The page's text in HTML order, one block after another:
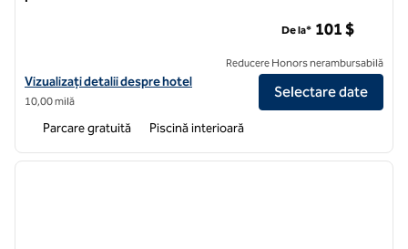
Vizualizați detaliile hotelului DoubleTree by Hilton Hotel Minneapolis
Vizualizați detalii despre hotel
10,00 milă
De la* 101 $
Reducere Honors nerambursabilă
Selectare date
Parcare gratuită Piscină interioară
1 din 12